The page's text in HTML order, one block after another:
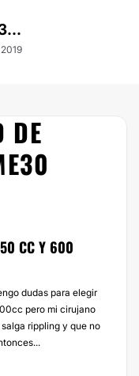
DE
CC Y 600
dudas para elegir
pero mi cirujano
rippling y que no